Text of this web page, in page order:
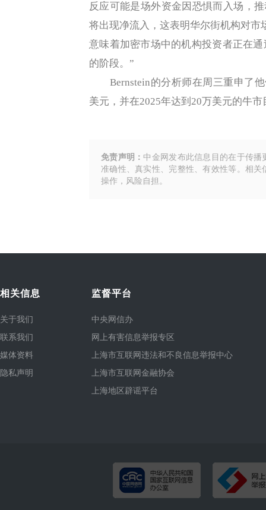
反应可能是场外资金因恐惧而入场，
将出现净流入，这表明华尔街机构对
意味着加密市场中的机构投资者正在
的阶段。”
Bernstein的分析师在周三重申了他
美元，并在2025年达到20万美元的牛
免责声明： 中金网发布此信息目的在于传
准确性、真实性、完整性、有效性等。相
操作，风险自担。
相关信息
关于我们
联系我们
媒体资料
隐私声明
监督平台
中央网信办
网上有害信息举报专区
上海市互联网违法和不良信息举报中心
上海市互联网金融协会
上海地区辟谣平台